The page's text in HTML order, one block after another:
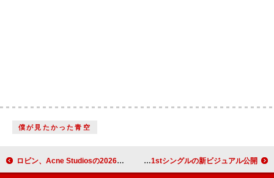
僕が見たかった青空
ロビン、Acne Studiosの2026年春夏キャンペーンに起用 乃木坂46、41stシングルの新ビジュアル公開